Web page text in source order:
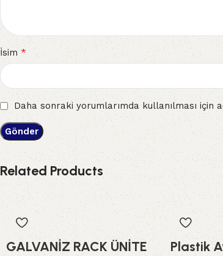
İsim*
Daha sonraki yorumlarımda kullanılması için
Related Products
GALVANİZ RACK ÜNİTE
Plastik